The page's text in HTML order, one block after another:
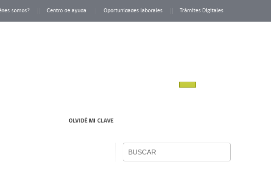
somos? Centro de ayuda Oportunidades laborales Trámites Digitales
OLVIDÉ MI CLAVE